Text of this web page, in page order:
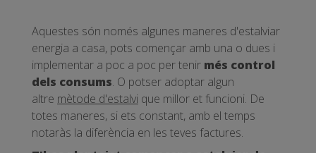
Aquestes són només algunes maneres d'estalviar
energia a casa, pots començar amb una o dues i
implementar a poc a poc per tenir més control
dels consums. O potser adoptar algun
altre mètode d'estalvi que millor et funcioni. De
totes maneres, si ets constant, amb el temps
notaràs la diferència en les teves factures.